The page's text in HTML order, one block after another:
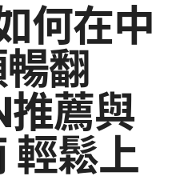
何在中
翻
薦與
輕鬆上